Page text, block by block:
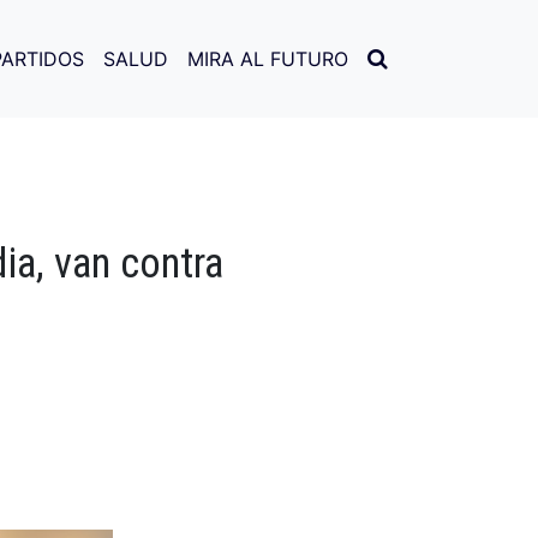
SALUD MIRA AL FUTURO
van contra